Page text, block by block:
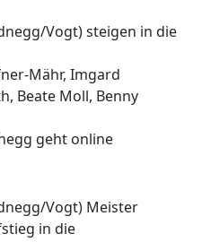
Vogt) steigen in die
Mähr, Imgard
Beate Moll, Benny
geht online
Vogt) Meister
in die